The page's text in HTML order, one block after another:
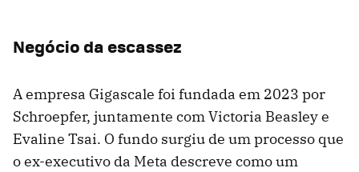
Negócio da escassez
A empresa Gigascale foi fundada em 2023 por
Schroepfer, juntamente com Victoria Beasley e
Evaline Tsai. O fundo surgiu de um processo que
o ex-executivo da Meta descreve como um